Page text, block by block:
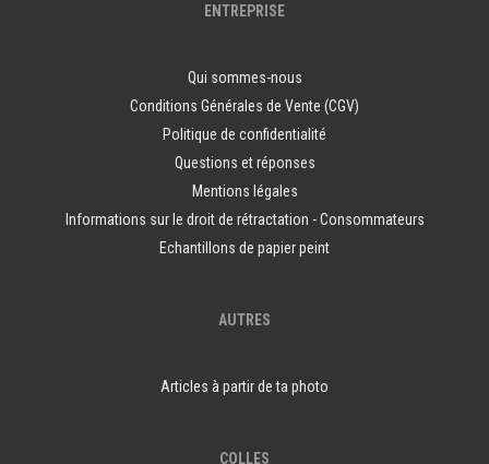
ENTREPRISE
Qui sommes-nous
Conditions Générales de Vente (CGV)
Politique de confidentialité
Questions et réponses
Mentions légales
Informations sur le droit de rétractation - Consommateurs
Echantillons de papier peint
AUTRES
Articles à partir de ta photo
COLLES